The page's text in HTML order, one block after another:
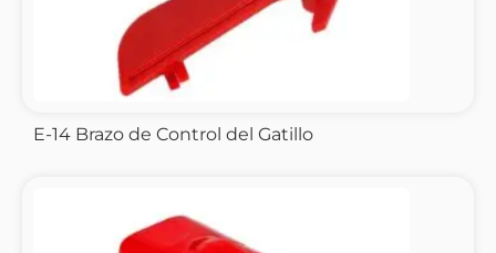
E-14 Brazo de Control del Gatillo